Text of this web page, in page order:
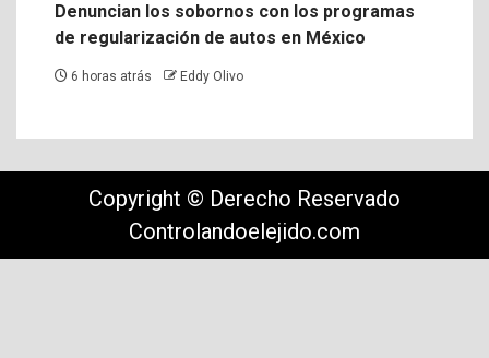
Denuncian los sobornos con los programas
de regularización de autos en México
6 horas atrás Eddy Olivo
Copyright © Derecho Reservado
Controlandoelejido.com